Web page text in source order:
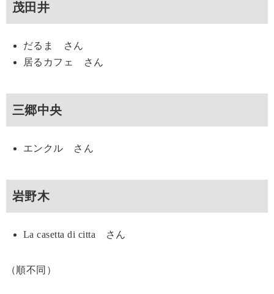
茂田井
だるま さん
居るカフェ さん
三郷中央
エンクル さん
岩野木
La casetta di citta さん
（順不同）